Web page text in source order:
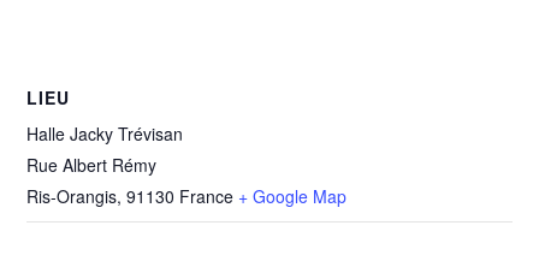
LIEU
Halle Jacky Trévisan
Rue Albert Rémy
Ris-Orangis, 91130 France + Google Map